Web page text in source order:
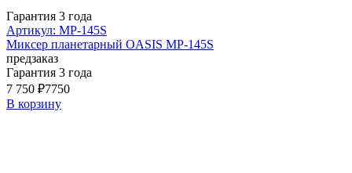
Гарантия 3 года
Артикул: MP-145S
Миксер планетарный OASIS MP-145S
предзаказ
Гарантия 3 года
7 750 ₽7750
В корзину